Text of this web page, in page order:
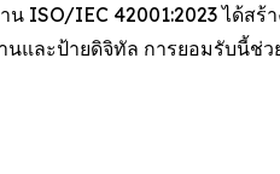
น ISO/IEC 42001:2023 ได้ส
นและป้ายดิจิทัล การยอมรับนี้